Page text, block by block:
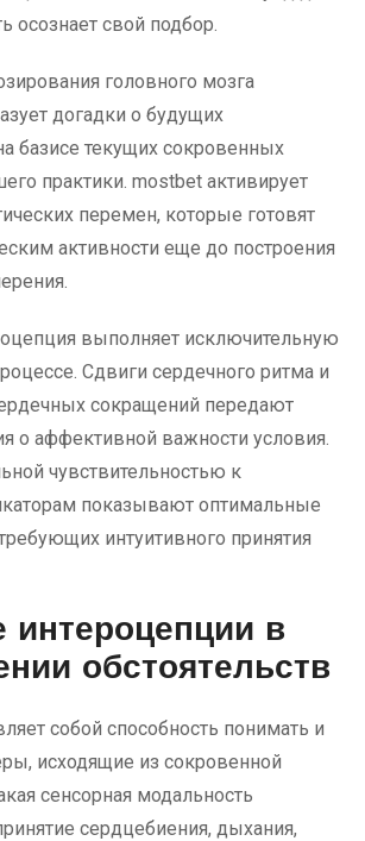
осознает свой подбор.
головного мозга
догадки о будущих
базисе текущих сокровенных
практики. mostbet активирует
перемен, которые готовят
активности еще до построения
выполняет исключительную
Сдвиги сердечного ритма и
сокращений передают
о аффективной важности условия.
чувствительностью к
показывают оптимальные
интуитивного принятия
интероцепции в
обстоятельств
собой способность понимать и
исходящие из сокровенной
сенсорная модальность
сердцебиения, дыхания,